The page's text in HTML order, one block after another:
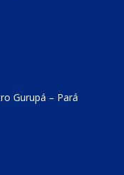
Gurupá – Pará